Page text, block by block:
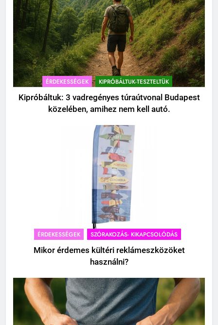
ÉRDEKESSÉGEK KIPRÓBÁLTUK-TESZTELTÜK
Kipróbáltuk: 3 vadregényes túraútvonal Budapest
közelében, amihez nem kell autó.
ÉRDEKESSÉGEK SZÓRAKOZÁS- KIKAPCSOLÓDÁS
Mikor érdemes kültéri reklámeszközöket
használni?